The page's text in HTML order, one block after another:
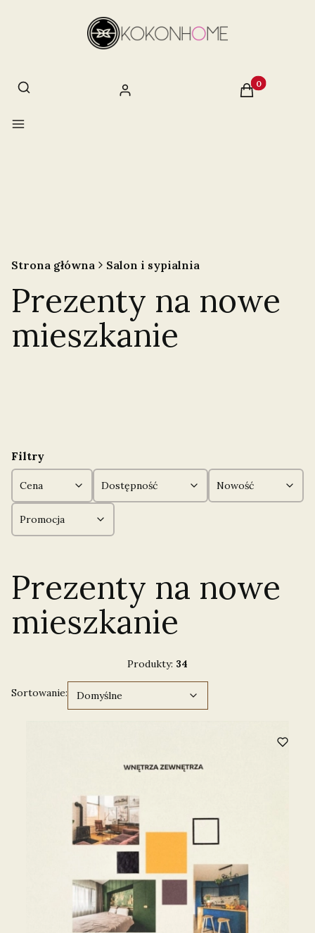
Otwórz wyszukiwarkę
Szukaj Zaloguj się Produkty w
Koszyk
Menu
Strona główna Salon i sypialnia
Prezenty na nowe
mieszkanie
Filtry
Cena Dostępność Nowość
Promocja
Prezenty na nowe
mieszkanie
Produkty: 34
Lista produktów
Sortowanie: Domyślne
Domyślne